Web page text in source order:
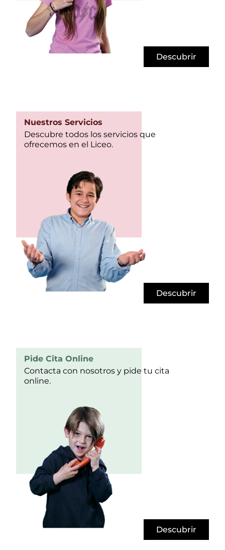
Descubrir
Nuestros Servicios
Descubre todos los servicios que
ofrecemos en el Liceo.
Descubrir
Pide Cita Online
Contacta con nosotros y pide tu cita
online.
Descubrir